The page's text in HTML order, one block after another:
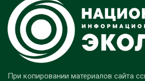
При копировании материалов сайта